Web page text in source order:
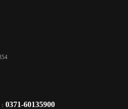
0371-60135900